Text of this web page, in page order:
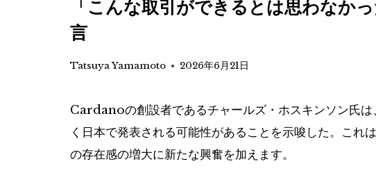
「こんな取引ができるとは思わなか
言
Tatsuya Yamamoto 2026年6月21日
Cardanoの創設者であるチャールズ・ホスキンソン氏
く日本で発表される可能性があることを示唆した。これ
の存在感の増大に新たな興奮を加えます。